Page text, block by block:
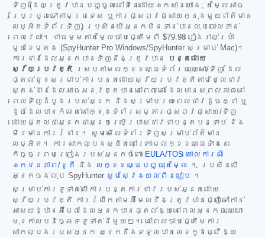
ទិញ (ដែលត្រូវបានបញ្ចូលនៅទីនេះដោយឯកសារយោង; តម្លៃអាច
ប្រែប្រួលទៅតាមប្រទេស ឬការផ្សព្វផ្សាយក្នុងមួយព័ត៌មាន
លម្អិតទំព័រទិញ) ប្រសិនបើអ្នកមិនទាន់បានលុបចោលទាន់
ពេលវេលា។ ជាធម្មតាតម្លៃចាប់ផ្តើមពី $79.98 រៀងរាល់ប្រាំ
មួយខែម្តង (SpyHunter Pro Windows/SpyHunter សម្រាប់ Mac)។
ការជាវដែលអ្នកបានទិញនឹងត្រូវបាន
បន្តដោយ
ស្វ័យប្រវត្តិ ស្របតាមលក្ខខណ្ឌទំព័រចុះឈ្មោះ/ទិញ ដែល
ផ្តល់ជូនសម្រាប់ការបន្តដោយស្វ័យប្រវត្តិតាមថ្លៃជាវ
ស្តង់ដារដែលអាចអនុវត្តបាននៅពេលនោះ ដែលមានសុពលភាពនៅ
ពេលទិញដំបូងរបស់អ្នក និងសម្រាប់រយៈពេលជាវដូចគ្នា ឬ
ដូចដែលបានកំណត់នៅក្នុងទំព័រសម្ភារៈផ្សព្វផ្សាយ/ទិញ
ដោយផ្តល់ថាអ្នកជាអ្នកប្រើប្រាស់ជាវជាបន្តបន្ទាប់ និង
មិនមានការរំខាន។ សូមមើលទំព័រទិញសម្រាប់ព័ត៌មាន
លម្អិត។ ការសាកល្បងស្ថិតនៅក្រោមលក្ខខណ្ឌទាំងនេះ
កិច្ចព្រមព្រៀងរបស់អ្នកចំពោះ EULA/TOS គោលការណ៍
ឯកជនភាព/ខូគី
និង លក្ខខណ្ឌបញ្ចុះតម្លៃ ។ ប្រសិនបើ
អ្នកចង់លុប SpyHunter សូមស្វែងយល់ពីរបៀប ។
សម្រាប់ការទូទាត់លើការបន្តការជាវរបស់អ្នកដោយ
ស្វ័យប្រវត្តិ ការរំលឹកតាមអ៊ីមែលនឹងត្រូវបានផ្ញើទៅកាន់
អាសយដ្ឋានអ៊ីមែលដែលអ្នកបានផ្តល់ឱ្យនៅពេលអ្នកចុះឈ្មោះ
មុនកាលបរិច្ឆេទទូទាត់នីមួយៗ។ នៅពេលចាប់ផ្តើមការ
សាកល្បងរបស់អ្នក អ្នកនឹងទទួលបានលេខកូដធ្វើឱ្យ